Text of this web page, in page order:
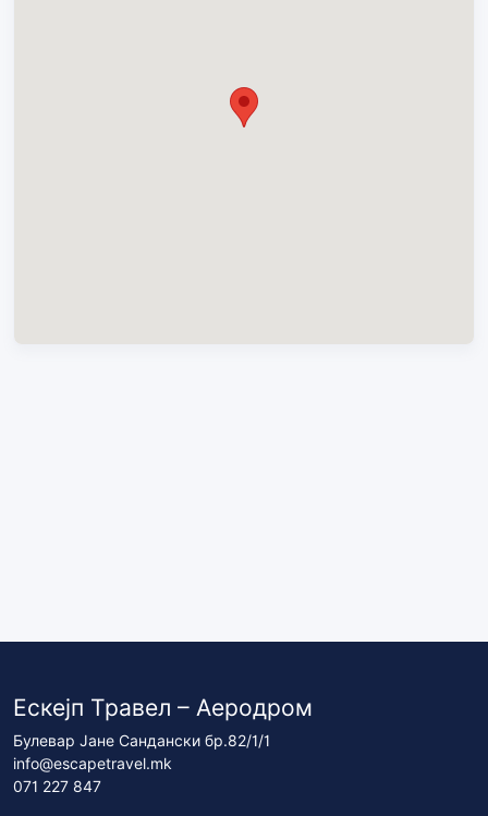
Ескејп Травел – Аеродром
Булевар Јане Сандански бр.82/1/1
info@escapetravel.mk
071 227 847